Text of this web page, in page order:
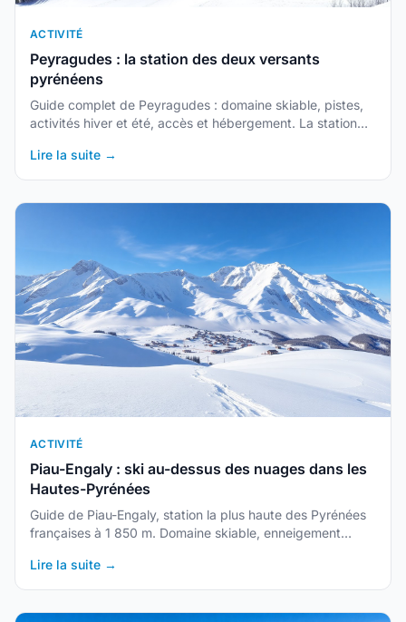
ACTIVITÉ
Peyragudes : la station des deux versants
pyrénéens
Guide complet de Peyragudes : domaine skiable, pistes,
activités hiver et été, accès et hébergement. La station
Garonne.
Lire la suite →
ACTIVITÉ
Piau-Engaly : ski au-dessus des nuages dans les
Hautes-Pyrénées
Guide de Piau-Engaly, station la plus haute des Pyrénées
françaises à 1 850 m. Domaine skiable, enneigement
Lire la suite →